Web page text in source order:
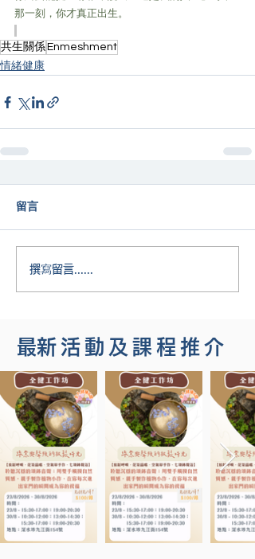
那一刻，你才真正出生。
共生關係 Enmeshment
情緒健康
留言
撰寫留言......
​最新活動及課程推介